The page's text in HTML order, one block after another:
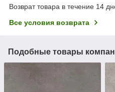
Возврат товара в течение 14
Все условия возврата
Подобные товары